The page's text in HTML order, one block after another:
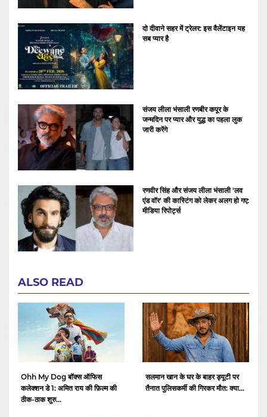
दो दीवाने सहर में ट्रेलर: इस वैलेंटाइन यह
सब प्यार है
संजय लीला भंसाली रणबीर कपूर के
जन्मदिन पर प्यार और युद्ध का पहला लुक
जारी करेंगे
रणवीर सिंह और संजय लीला भंसाली 'लव
एंड वॉर' की कास्टिंग को लेकर अलग हो गए:
मीडिया रिपोर्ट्स
ALSO READ
Ohh My Dog बॉक्स ऑफिस
कलेक्शन डे 1: अमित राय की फ़िल्म की
ठीक-ठाक शुरु...
सलमान खान के घर के बाहर ड्यूटी पर
तैनात पुलिसकर्मी की गिरकर मौत: क्या...